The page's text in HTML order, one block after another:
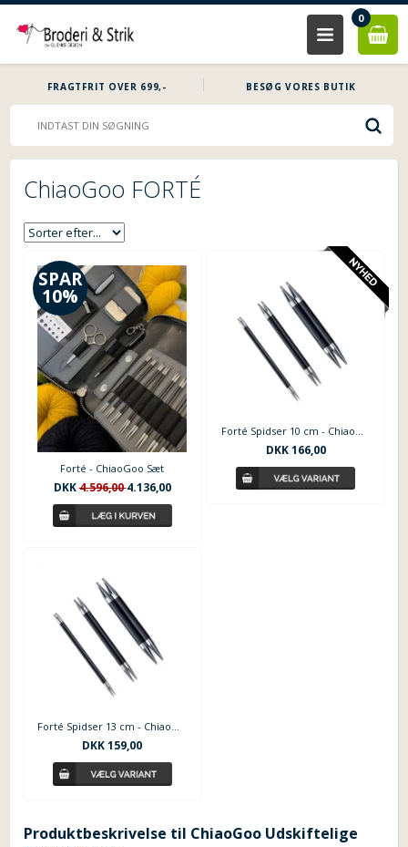
0
FRAGTFRIT OVER 699,- BESØG VORES BUTIK
ChiaoGoo FORTÉ
SPAR
10%
Forté - ChiaoGoo Sæt
DKK4.596,004.136,00
DKK166,00
Forté Spidser 13 cm - ChiaoGoo
DKK159,00
Produktbeskrivelse til ChiaoGoo Udskiftelige